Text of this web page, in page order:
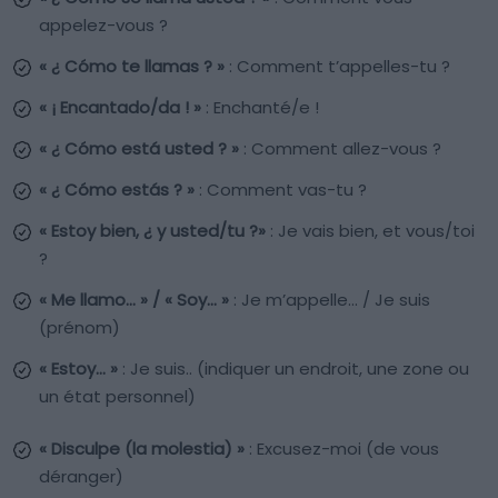
appelez-vous ?
« ¿ Cómo te llamas ? » : Comment t’appelles-tu ?
« ¡ Encantado/da ! » : Enchanté/e !
« ¿ Cómo está usted ? » : Comment allez-vous ?
« ¿ Cómo estás ? » : Comment vas-tu ?
« Estoy bien, ¿ y usted/tu ?» : Je vais bien, et vous/toi
?
« Me llamo… » / « Soy… » : Je m’appelle… / Je suis
(prénom)
« Estoy… » : Je suis.. (indiquer un endroit, une zone ou
un état personnel)
« Disculpe (la molestia) » : Excusez-moi (de vous
déranger)